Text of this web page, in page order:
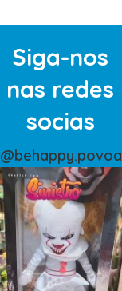
Siga-nos
nas redes
socias
@behappy.povoa